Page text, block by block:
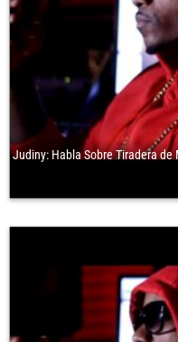
Judiny: Habla Sobre Tiradera de